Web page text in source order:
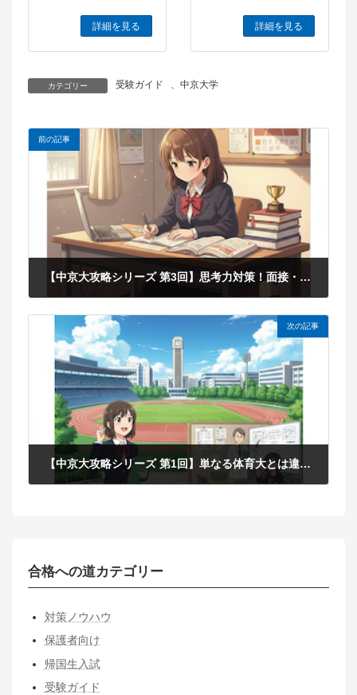
詳細を見る 詳細を見る
カテゴリー 受験ガイド 、中京大学
前の記事
【中京大攻略シリーズ 第3回】思考力対策！面接・口頭試問で問われる「スポーツを科学する視点」
次の記事
【中京大攻略シリーズ 第1回】単なる体育大とは違う！中京大スポーツ学部を選ぶべき理由と26年度入試の全体像
合格への道カテゴリー
対策ノウハウ
保護者向け
帰国生入試
受験ガイド